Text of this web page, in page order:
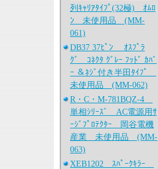
列ｷｬﾘｱﾀｲﾌﾟ(32極) ｵﾑﾛ
ﾝ 未使用品 (MM-
061)
DB37 37ﾋﾟﾝ ｵｽﾌﾟﾗ
ｸﾞ ｺﾈｸﾀ ｸﾞﾚｰ ﾌｯﾄﾞ ｶﾊﾞ
ｰ ＆ﾈｼﾞ付き半田ﾀｲﾌﾟ
未使用品 (MM-062)
R・C・M-781BQZ-4
単相ｼﾘｰｽﾞ AC電源用ｻ
ｰｼﾞﾌﾟﾛﾃｸﾀｰ 岡谷電機
産業 未使用品 (MM-
063)
XEB1202 ｽﾊﾟｰｸｷﾗｰ